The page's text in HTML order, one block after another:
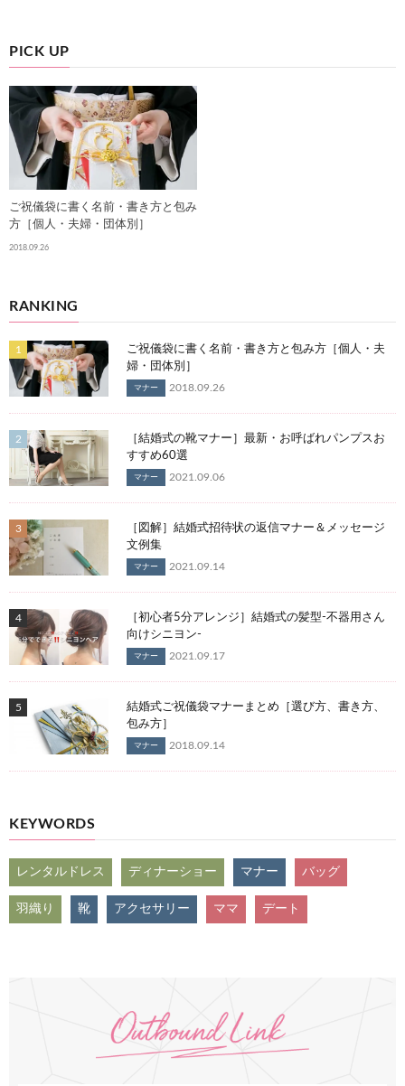
PICK UP
ご祝儀袋に書く名前・書き方と包み
方［個人・夫婦・団体別］
2018.09.26
RANKING
ご祝儀袋に書く名前・書き方と包み方［個人・夫
婦・団体別］
マナー 2018.09.26
［結婚式の靴マナー］最新・お呼ばれパンプスお
すすめ60選
マナー 2021.09.06
［図解］結婚式招待状の返信マナー＆メッセージ
文例集
マナー 2021.09.14
［初心者5分アレンジ］結婚式の髪型-不器用さん
向けシニヨン-
マナー 2021.09.17
結婚式ご祝儀袋マナーまとめ［選び方、書き方、
包み方］
マナー 2018.09.14
KEYWORDS
レンタルドレス ディナーショー マナー バッグ
羽織り 靴 アクセサリー ママ デート